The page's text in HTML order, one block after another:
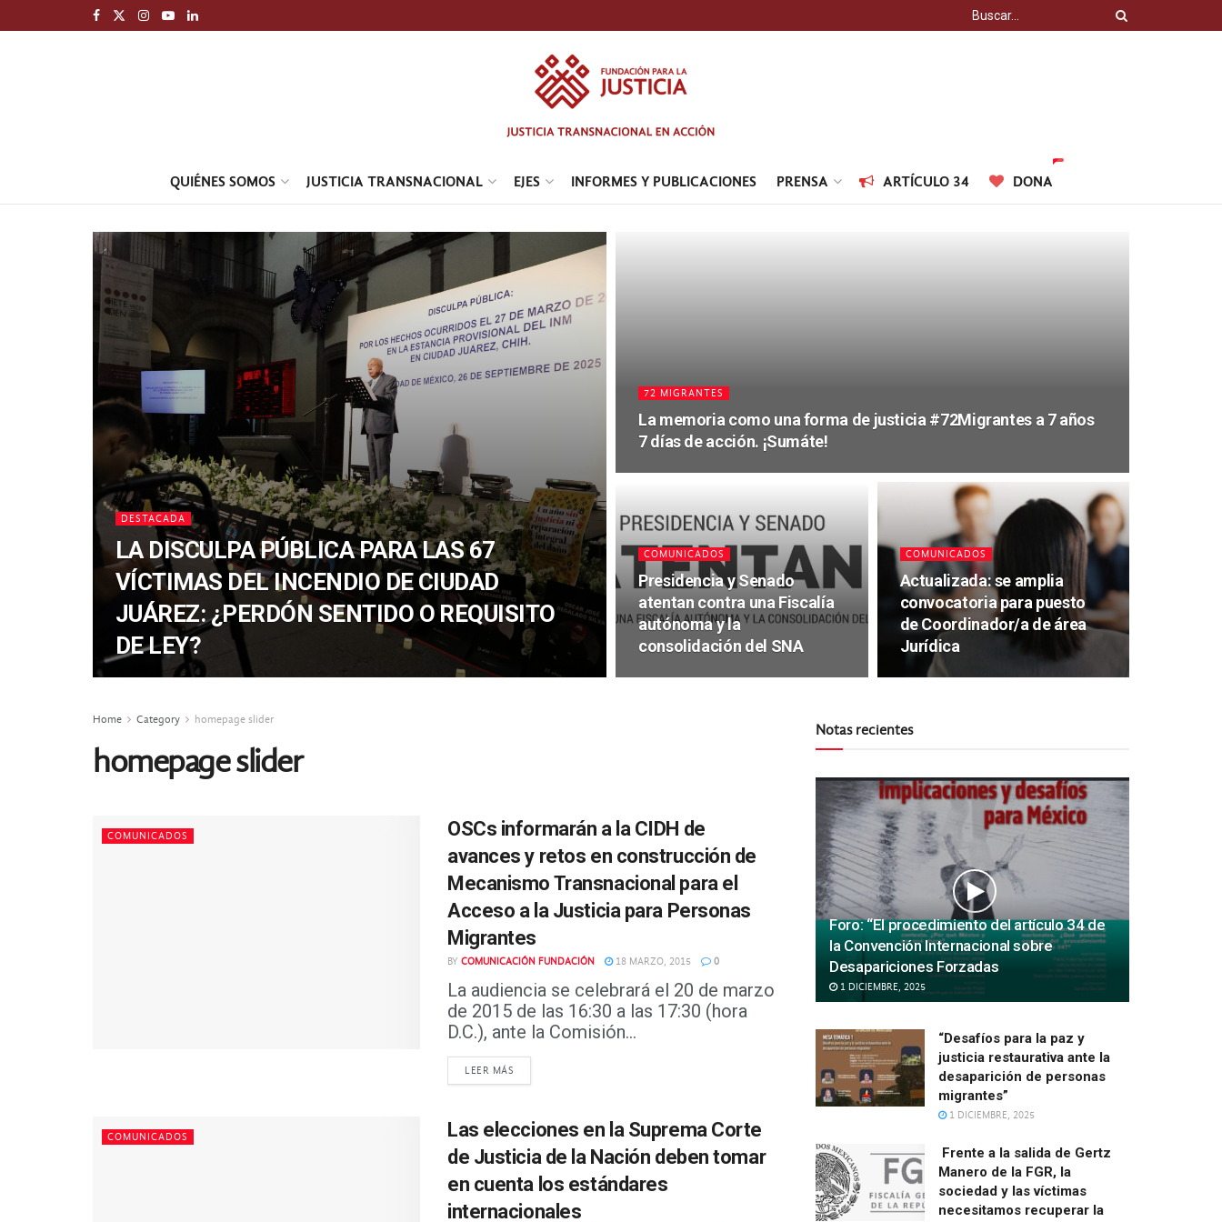
QUIÉNES SOMOS JUSTICIA TRANSNACIONAL EJES INFORMES Y PUBLICACIONES PRENSA ARTÍCULO 34 DONA
DESTACADA
LA DISCULPA PÚBLICA PARA LAS 67
VÍCTIMAS DEL INCENDIO DE CIUDAD
JUÁREZ: ¿PERDÓN SENTIDO O REQUISITO
DE LEY?
72 MIGRANTES
La memoria como una forma de justicia #72Migrantes a 7 años
7 días de acción. ¡Sumáte!
COMUNICADOS
Presidencia y Senado
atentan contra una Fiscalía
autónoma y la
consolidación del SNA
COMUNICADOS
Actualizada: se amplia
convocatoria para puesto
de Coordinador/a de área
Jurídica
Home Category homepage slider
homepage slider
COMUNICADOS
OSCs informarán a la CIDH de
avances y retos en construcción de
Mecanismo Transnacional para el
Acceso a la Justicia para Personas
Migrantes
BY COMUNICACIÓN FUNDACIÓN 18 MARZO, 2015 0
La audiencia se celebrará el 20 de marzo
de 2015 de las 16:30 a las 17:30 (hora
D.C.), ante la Comisión...
LEER MÁS
COMUNICADOS
Las elecciones en la Suprema Corte
de Justicia de la Nación deben tomar
en cuenta los estándares
internacionales
Notas recientes
Foro: “El procedimiento del artículo 34 de
la Convención Internacional sobre
Desapariciones Forzadas
1 DICIEMBRE, 2025
“Desafíos para la paz y
justicia restaurativa ante la
desaparición de personas
migrantes”
1 DICIEMBRE, 2025
Frente a la salida de Gertz
Manero de la FGR, la
sociedad y las víctimas
necesitamos recuperar la